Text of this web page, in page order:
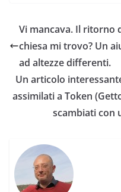
Vi mancava. Il ritorno
chiesa mi trovo? Un
ad altezze differenti.
Un articolo
assimilati a Token
scambiati con